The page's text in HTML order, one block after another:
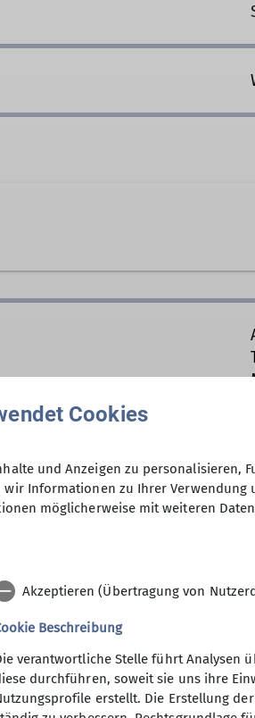
Cookies
und Anzeigen zu
Informationen zu Ihrer
möglicherweise mit weiteren
Akzeptieren (Übertragung von
Beschreibung
verantwortliche Stelle führt Analysen
durchführen, soweit sie uns ihre
erstellt. Die Erstellung